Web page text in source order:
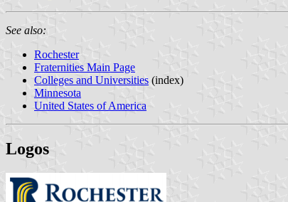
See also:
Rochester
Fraternities Main Page
Colleges and Universities (index)
Minnesota
United States of America
Logos